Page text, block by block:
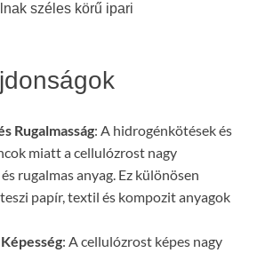
széles körű ipari
Rugalmasság: A hidrogénkötések és
miatt a cellulózrost nagy
rugalmas anyag. Ez különösen
papír, textil és kompozit anyagok
: A cellulózrost képes nagy